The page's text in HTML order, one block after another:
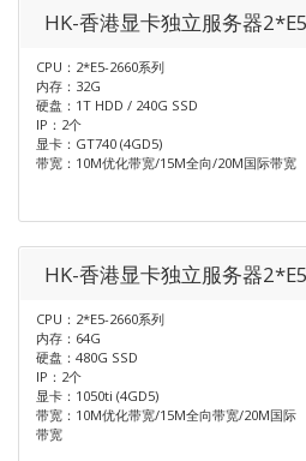
HK-香港显卡独立服务器
CPU：2*E5-2660系列
内存：32G
硬盘：1T HDD / 240G SSD
IP：2个
显卡：GT740 (4GD5)
带宽：10M优化带宽/15M全向/20M国际带宽
HK-香港显卡独立服务器
CPU：2*E5-2660系列
内存：64G
硬盘：480G SSD
IP：2个
显卡：1050ti (4GD5)
带宽：10M优化带宽/15M全向带宽/20M国际
带宽